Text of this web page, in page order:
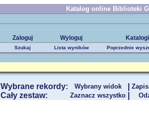
Katalog online Biblioteki
Zaloguj Wyloguj Katalogi
Szukaj Lista wyników Poprzednie
Wybrane rekordy: Wybrany widok
Cały zestaw: Zaznacz wszystko